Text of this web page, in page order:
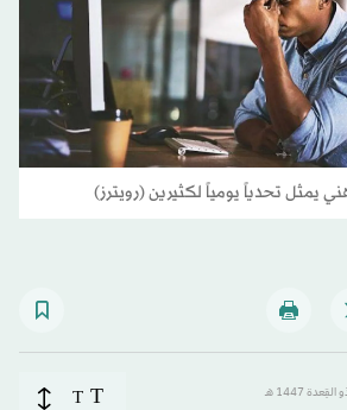
يمثل تحدياً يومياً لكثيرين (رويترز)
T
T